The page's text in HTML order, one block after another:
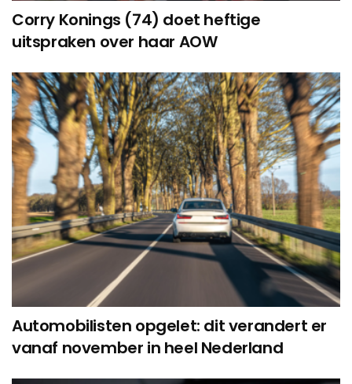
Corry Konings (74) doet heftige
uitspraken over haar AOW
Automobilisten opgelet: dit verandert er
vanaf november in heel Nederland